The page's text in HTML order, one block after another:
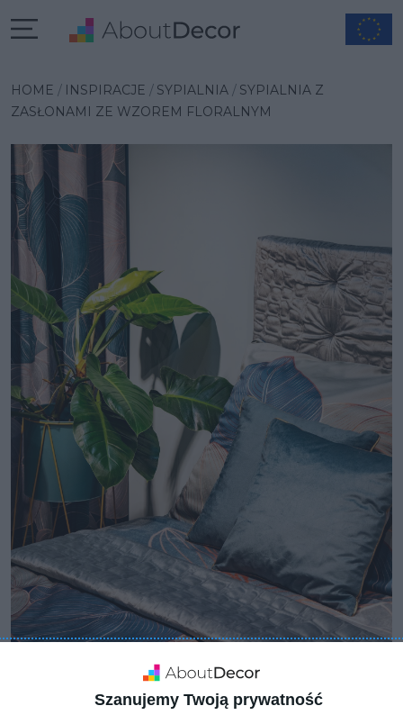
Szanujemy Twoją prywatność
HOME INSPIRACJE SYPIALNIA
SYPIALNIA Z
ZASŁONAMI ZE WZOREM FLORALNYM